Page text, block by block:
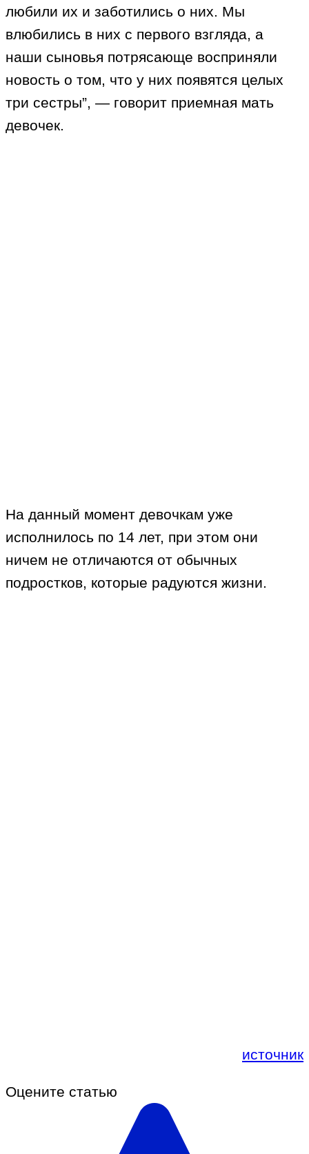
любили их и заботились о них. Мы
влюбились в них с первого взгляда, а
наши сыновья потрясающе восприняли
новость о том, что у них появятся целых
три сестры”, — говорит приемная мать
девочек.
На данный момент девочкам уже
исполнилось по 14 лет, при этом они
ничем не отличаются от обычных
подростков, которые радуются жизни.
источник
Оцените статью